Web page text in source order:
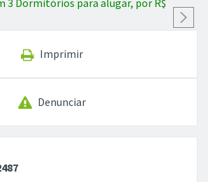
Imprimir
Denunciar